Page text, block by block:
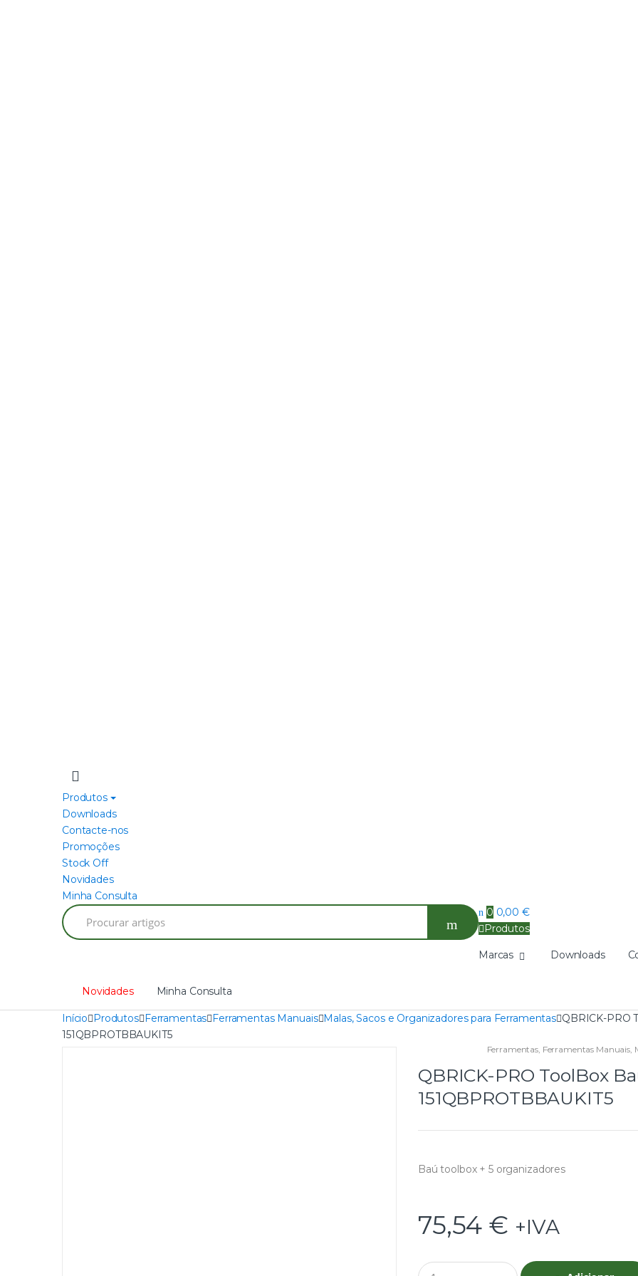
Produtos
Downloads
Contacte-nos
Promoções
Stock Off
Novidades
Minha Consulta
Search
for:
0 0,00 €
Produtos
Marcas Downloads
Novidades Minha Consulta
Início Produtos Ferramentas Ferramentas Manuais Malas, Sacos e Organizadores para Ferramentas QBRICK-PRO
151QBPROTBBAUKIT5
Ferramentas, Ferramentas Manuais
QBRICK-PRO ToolBox
151QBPROTBBAUKIT5
Baú toolbox + 5 organizadores
75,54 € +IVA
Q